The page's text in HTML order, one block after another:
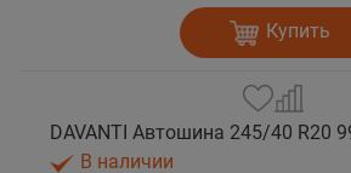
Купить
В наличии